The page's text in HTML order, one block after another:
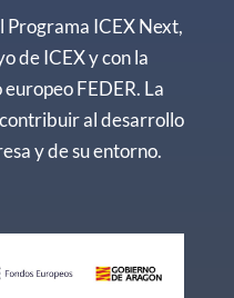
Programa ICEX Next,
de ICEX y con la
FEDER. La
al desarrollo
y de su entorno.